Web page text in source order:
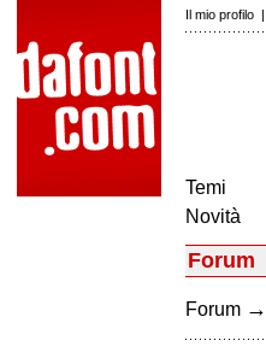
Il mio profilo |
Temi
Novità
Forum
Forum →